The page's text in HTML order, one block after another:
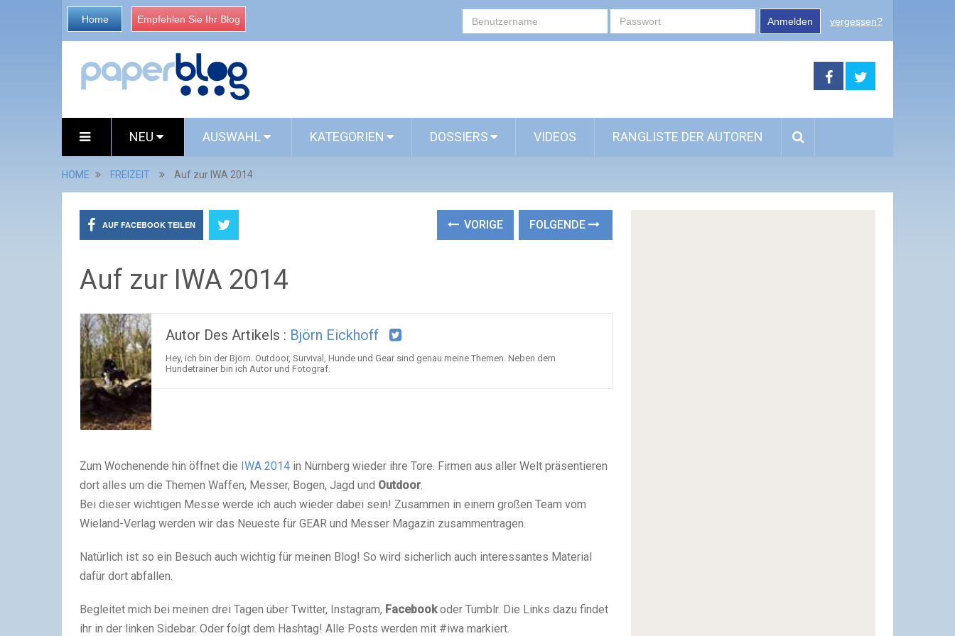
Home Empfehlen Sie Ihr Blog Anmelden vergessen?
NEU AUSWAHL KATEGORIEN DOSSIERS VIDEOS RANGLISTE DER AUTOREN
HOME FREIZEIT Auf zur IWA 2014
AUF FACEBOOK TEILEN VORIGE FOLGENDE
Auf zur IWA 2014
Autor Des Artikels : Björn Eickhoff
Hey, ich bin der Björn. Outdoor, Survival, Hunde und Gear sind genau meine Themen. Neben dem
Hundetrainer bin ich Autor und Fotograf.
Zum Wochenende hin öffnet die IWA 2014 in Nürnberg wieder ihre Tore. Firmen aus aller Welt präsentieren
dort alles um die Themen Waffen, Messer, Bogen, Jagd und Outdoor.
Bei dieser wichtigen Messe werde ich auch wieder dabei sein! Zusammen in einem großen Team vom
Wieland-Verlag werden wir das Neueste für GEAR und Messer Magazin zusammentragen.
Natürlich ist so ein Besuch auch wichtig für meinen Blog! So wird sicherlich auch interessantes Material
dafür dort abfallen.
Begleitet mich bei meinen drei Tagen über Twitter, Instagram, Facebookoder Tumblr. Die Links dazu findet
ihr in der linken Sidebar. Oder folgt dem Hashtag! Alle Posts werden mit #iwa markiert.